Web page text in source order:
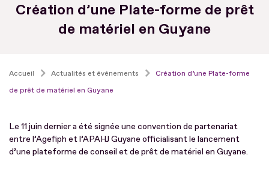
Création d’une Plate-forme de prêt
de matériel en Guyane
Accueil Actualités et événements
Création d’une Plate-forme
de prêt de matériel en Guyane
Le 11 juin dernier a été signée une convention de partenariat
entre l’Agefiph et l’APAHJ Guyane officialisant le lancement
d’une plateforme de conseil et de prêt de matériel en Guyane.